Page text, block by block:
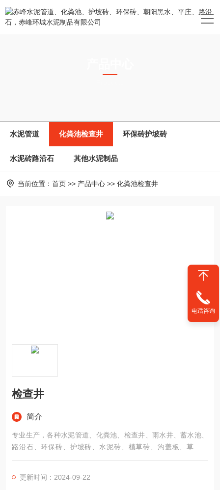
水泥管道 化粪池检查井 环保砖护坡砖
水泥砖路沿石 其他水泥制品
当前位置： 首页 >> 产品中心 >> 化粪池检查井
检查井
简介
专业生产，各种水泥管道、化粪池、检查井、雨水井、蓄水池、
路沿石、环保砖、护坡砖、水泥砖、植草砖、沟盖板、草地盖
板、水泥围栏等定做各种水泥制品。
更新时间：2024-09-22
电话咨询